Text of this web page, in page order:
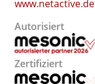
www.netactive.de
Autorisiert
Zertifiziert